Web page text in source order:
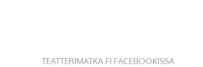
TEATTERIMATKA.FI FACEBOOKISSA